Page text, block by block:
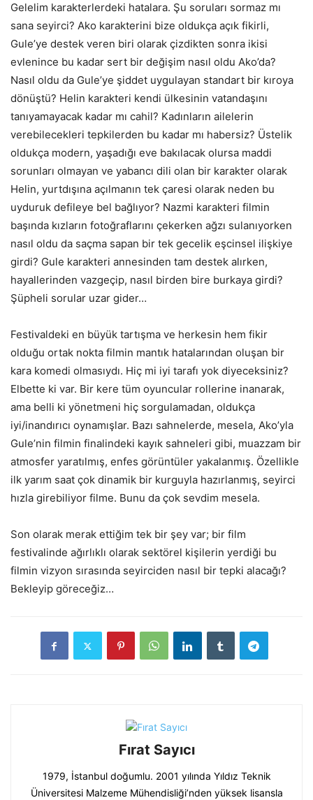
Gelelim karakterlerdeki hatalara. Şu soruları sormaz mı
sana seyirci? Ako karakterini bize oldukça açık fikirli,
Gule’ye destek veren biri olarak çizdikten sonra ikisi
evlenince bu kadar sert bir değişim nasıl oldu Ako’da?
Nasıl oldu da Gule’ye şiddet uygulayan standart bir kıroya
dönüştü? Helin karakteri kendi ülkesinin vatandaşını
tanıyamayacak kadar mı cahil? Kadınların ailelerin
verebilecekleri tepkilerden bu kadar mı habersiz? Üstelik
oldukça modern, yaşadığı eve bakılacak olursa maddi
sorunları olmayan ve yabancı dili olan bir karakter olarak
Helin, yurtdışına açılmanın tek çaresi olarak neden bu
uyduruk defileye bel bağlıyor? Nazmi karakteri filmin
başında kızların fotoğraflarını çekerken ağzı sulanıyorken
nasıl oldu da saçma sapan bir tek gecelik eşcinsel ilişkiye
girdi? Gule karakteri annesinden tam destek alırken,
hayallerinden vazgeçip, nasıl birden bire burkaya girdi?
Şüpheli sorular uzar gider…
Festivaldeki en büyük tartışma ve herkesin hem fikir
olduğu ortak nokta filmin mantık hatalarından oluşan bir
kara komedi olmasıydı. Hiç mi iyi tarafı yok diyeceksiniz?
Elbette ki var. Bir kere tüm oyuncular rollerine inanarak,
ama belli ki yönetmeni hiç sorgulamadan, oldukça
iyi/inandırıcı oynamışlar. Bazı sahnelerde, mesela, Ako’yla
Gule’nin filmin finalindeki kayık sahneleri gibi, muazzam bir
atmosfer yaratılmış, enfes görüntüler yakalanmış. Özellikle
ilk yarım saat çok dinamik bir kurguyla hazırlanmış, seyirci
hızla girebiliyor filme. Bunu da çok sevdim mesela.
Son olarak merak ettiğim tek bir şey var; bir film
festivalinde ağırlıklı olarak sektörel kişilerin yerdiği bu
filmin vizyon sırasında seyirciden nasıl bir tepki alacağı?
Bekleyip göreceğiz…
Fırat Sayıcı
1979, İstanbul doğumlu. 2001 yılında Yıldız Teknik
Üniversitesi Malzeme Mühendisliği’nden yüksek lisansla